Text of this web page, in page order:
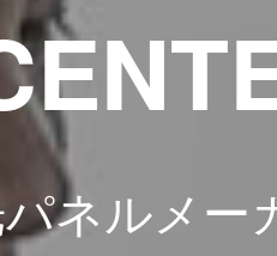
ネルメー